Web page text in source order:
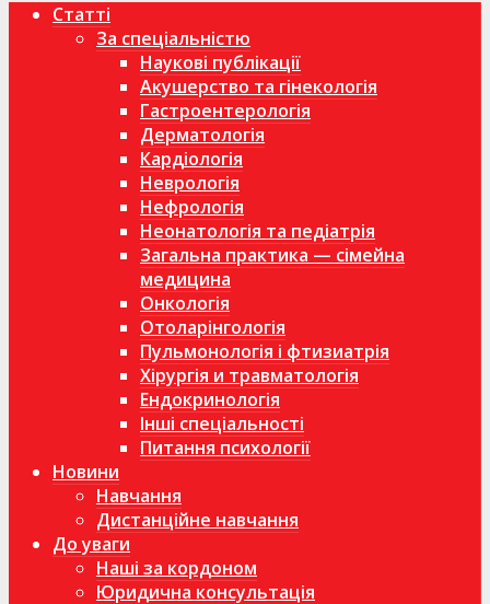
Статті
За спеціальністю
Наукові публікації
Акушерство та гінекологія
Гастроентерологія
Дерматологія
Кардіологія
Неврологія
Нефрологія
Неонатологія та педіатрія
Загальна практика — сімейна
медицина
Онкологія
Отоларінгологія
Пульмонологія і фтизиатрія
Хірургія и травматологія
Ендокринологія
Інші спеціальності
Питання психології
Новини
Навчання
Дистанційне навчання
До уваги
Наші за кордоном
Юридична консультація